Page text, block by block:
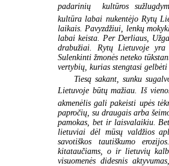
padarinių  kultūros
kultūra labai nukentėjo Rytų
laikais. Pavyzdžiui, lenkų
labai keista. Per Derliaus,
drabužiai. Rytų Lietuvoje
Sulenkinti žmonės neteko
vertybių, kurias stengtasi
Tiesą sakant, sunku
Lietuvoje būtų mažiau. Iš
akmenėlis gali pakeisti upės
papročių, su draugais arba
pamokas, bet ir laisvalaikiu.
lietuviai dėl mūsų valdžios
savotiškos tautiškumo
kitataučiams, o ir lietuvių
visuomenės didesnis